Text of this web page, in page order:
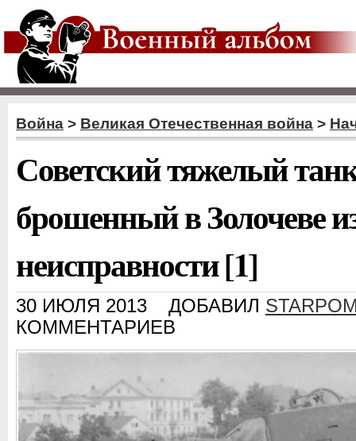
Война > Великая Отечественная война >
Советский тяжелый
брошенный в Золочеве
неисправности [1]
30 ИЮЛЯ 2013 ДОБАВИЛ
КОММЕНТАРИЕВ